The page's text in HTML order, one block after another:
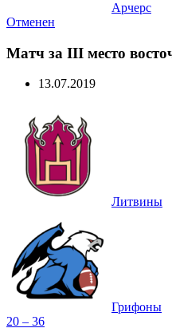
Арчерс
Отменен
Матч за III место
13.07.2019
Литвины
Грифоны
20 – 36